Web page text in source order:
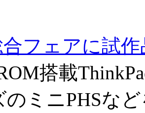
フェアに試作
搭載
のミニPHSな